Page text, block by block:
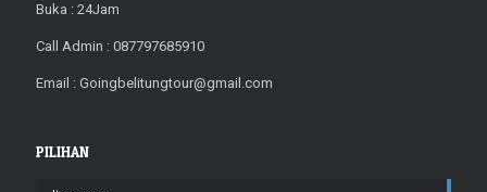
Buka : 24Jam
Call Admin : 087797685910
Email : Goingbelitungtour@gmail.com
PILIHAN